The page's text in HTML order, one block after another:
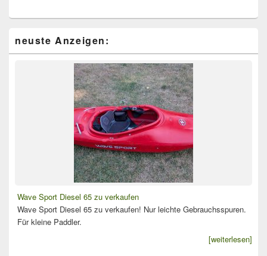
Seitenleisten-
Widgetbereich
neuste Anzeigen:
Wave Sport Diesel 65 zu verkaufen
Wave Sport Diesel 65 zu verkaufen! Nur leichte Gebrauchsspuren.
Für kleine Paddler.
[weiterlesen]